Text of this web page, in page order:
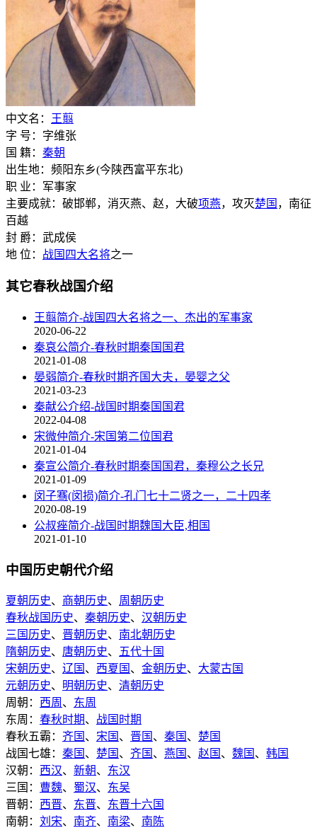
中文名： 王翦
字 号：字维张
国 籍： 秦朝
出生地：频阳东乡(今陕西富平东北)
职 业：军事家
主要成就：破邯郸，消灭燕、赵，大破项燕，攻灭楚国 ，南征
百越
封 爵：武成侯
地 位： 战国四大名将之一
其它春秋战国介绍
王翦简介-战国四大名将之一、杰出的军事家
2020-06-22
秦哀公简介-春秋时期秦国国君
2021-01-08
晏弱简介-春秋时期齐国大夫，晏婴之父
2021-03-23
秦献公介绍-战国时期秦国国君
2022-04-08
宋微仲简介-宋国第二位国君
2021-01-04
秦宣公简介-春秋时期秦国国君，秦穆公之长兄
2021-01-09
闵子骞(闵损)简介-孔门七十二贤之一，二十四孝
2020-08-19
公叔痤简介-战国时期魏国大臣,相国
2021-01-10
中国历史朝代介绍
夏朝历史、 商朝历史、 周朝历史
春秋战国历史、 秦朝历史、 汉朝历史
三国历史、 晋朝历史、 南北朝历史
隋朝历史、 唐朝历史、
五代十国
宋朝历史、 辽国 、 西夏国 、 金朝历史、 大蒙古国
元朝历史、 明朝历史、 清朝历史
周朝： 西周 、 东周
东周： 春秋时期、 战国时期
春秋五霸： 齐国 、 宋国 、 晋国 、 秦国 、 楚国
战国七雄： 秦国 、 楚国 、 齐国 、 燕国 、 赵国 、 魏国 、 韩国
汉朝： 西汉、 新朝、 东汉
三国： 曹魏、 蜀汉、 东吴
晋朝： 西晋、 东晋、 东晋十六国
南朝： 刘宋、 南齐、 南梁、 南陈